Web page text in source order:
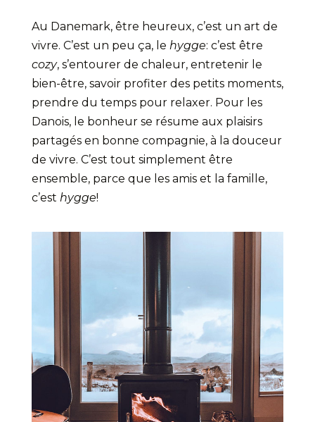
Au Danemark, être heureux, c’est un art de
vivre. C’est un peu ça, le hygge: c’est être
cozy, s’entourer de chaleur, entretenir le
bien-être, savoir profiter des petits moments,
prendre du temps pour relaxer. Pour les
Danois, le bonheur se résume aux plaisirs
partagés en bonne compagnie, à la douceur
de vivre. C’est tout simplement être
ensemble, parce que les amis et la famille,
c’est hygge!